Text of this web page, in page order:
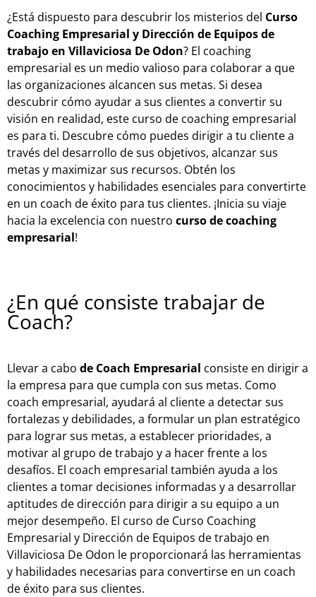
¿Está dispuesto para descubrir los misterios del Curso
Coaching Empresarial y Dirección de Equipos de
trabajo en Villaviciosa De Odon? El coaching
empresarial es un medio valioso para colaborar a que
las organizaciones alcancen sus metas. Si desea
descubrir cómo ayudar a sus clientes a convertir su
visión en realidad, este curso de coaching empresarial
es para ti. Descubre cómo puedes dirigir a tu cliente a
través del desarrollo de sus objetivos, alcanzar sus
metas y maximizar sus recursos. Obtén los
conocimientos y habilidades esenciales para convertirte
en un coach de éxito para tus clientes. ¡Inicia su viaje
hacia la excelencia con nuestro curso de coaching
empresarial!
¿En qué consiste trabajar de
Coach?
Llevar a cabo de Coach Empresarial consiste en dirigir a
la empresa para que cumpla con sus metas. Como
coach empresarial, ayudará al cliente a detectar sus
fortalezas y debilidades, a formular un plan estratégico
para lograr sus metas, a establecer prioridades, a
motivar al grupo de trabajo y a hacer frente a los
desafíos. El coach empresarial también ayuda a los
clientes a tomar decisiones informadas y a desarrollar
aptitudes de dirección para dirigir a su equipo a un
mejor desempeño. El curso de Curso Coaching
Empresarial y Dirección de Equipos de trabajo en
Villaviciosa De Odon le proporcionará las herramientas
y habilidades necesarias para convertirse en un coach
de éxito para sus clientes.